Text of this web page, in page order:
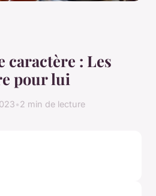
caractère : Les
pour lui
•2 min de lecture